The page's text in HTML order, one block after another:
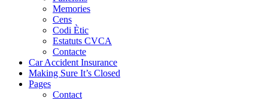
Memories
Cens
Codi Ètic
Estatuts CVCA
Contacte
Car Accident Insurance
Making Sure It’s Closed
Pages
Contact